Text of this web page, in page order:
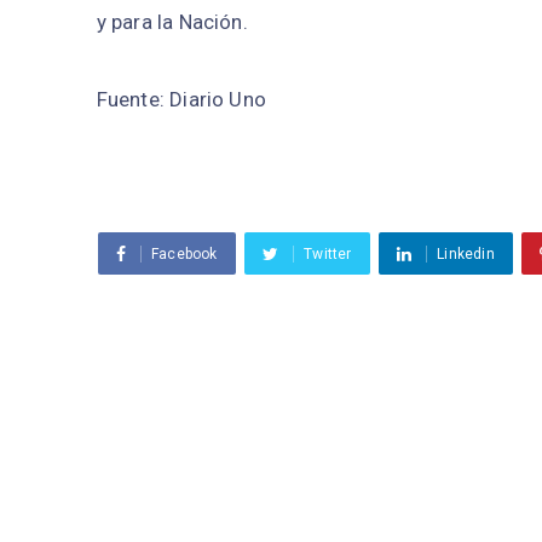
y para la Nación.
Fuente: Diario Uno
Facebook Twitter Linkedin